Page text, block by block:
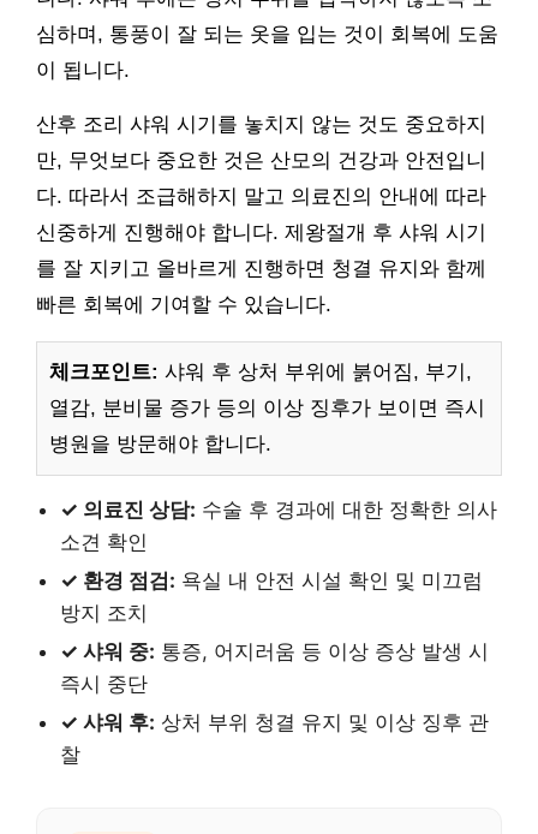
심하며, 통풍이 잘 되는 옷을 입는 것이 회복에 도움
이 됩니다.
산후 조리 샤워 시기를 놓치지 않는 것도 중요하지
만, 무엇보다 중요한 것은 산모의 건강과 안전입니
다. 따라서 조급해하지 말고 의료진의 안내에 따라
신중하게 진행해야 합니다. 제왕절개 후 샤워 시기
를 잘 지키고 올바르게 진행하면 청결 유지와 함께
빠른 회복에 기여할 수 있습니다.
체크포인트: 샤워 후 상처 부위에 붉어짐, 부기,
열감, 분비물 증가 등의 이상 징후가 보이면 즉시
병원을 방문해야 합니다.
✓ 의료진 상담: 수술 후 경과에 대한 정확한 의사
소견 확인
✓ 환경 점검: 욕실 내 안전 시설 확인 및 미끄럼
방지 조치
✓ 샤워 중: 통증, 어지러움 등 이상 증상 발생 시
즉시 중단
✓ 샤워 후: 상처 부위 청결 유지 및 이상 징후 관
찰